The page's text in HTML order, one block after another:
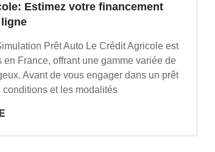
Estimez votre financement
Prêt Auto Le Crédit Agricole est
en France, offrant une gamme variée de
Avant de vous engager dans un prêt
et les modalités